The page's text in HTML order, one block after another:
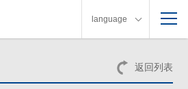
language
返回列表